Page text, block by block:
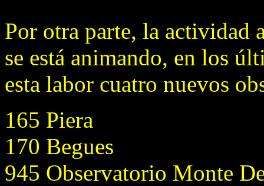
Por otra parte, la actividad
se está animando, en los
esta labor cuatro nuevos
165 Piera
170 Begues
945 Observatorio Monte